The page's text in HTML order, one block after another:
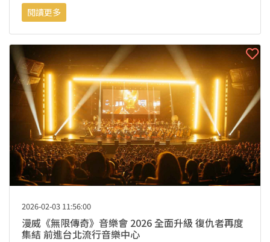
閱讀更多
2026-02-03 11:56:00
漫威《無限傳奇》音樂會 2026 全面升級 復仇者再度
集結 前進台北流行音樂中心